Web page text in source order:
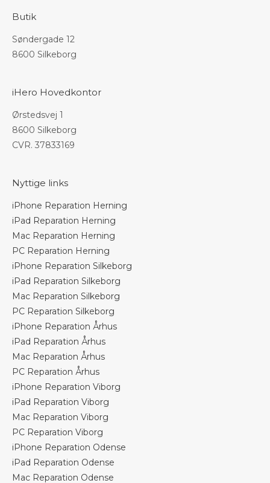
Butik
Søndergade 12
8600 Silkeborg
iHero Hovedkontor
Ørstedsvej 1
8600 Silkeborg
CVR. 37833169
Nyttige links
iPhone Reparation Herning
iPad Reparation Herning
Mac Reparation Herning
PC Reparation Herning
iPhone Reparation Silkeborg
iPad Reparation Silkeborg
Mac Reparation Silkeborg
PC Reparation Silkeborg
iPhone Reparation Århus
iPad Reparation Århus
Mac Reparation Århus
PC Reparation Århus
iPhone Reparation Viborg
iPad Reparation Viborg
Mac Reparation Viborg
PC Reparation Viborg
iPhone Reparation Odense
iPad Reparation Odense
Mac Reparation Odense